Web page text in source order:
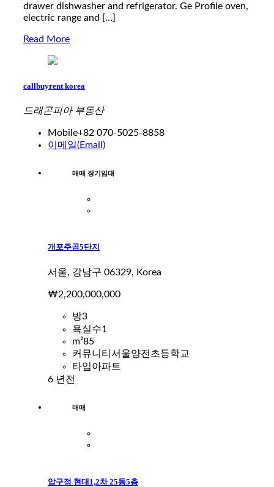
drawer dishwasher and refrigerator. Ge Profile oven,
electric range and […]
Read More
callbuyrent korea
드래곤피아 부동산
Mobile+82 070-5025-8858
이메일(Email)
매매 장기임대
개포주공5단지
서울, 강남구 06329, Korea
₩2,200,000,000
방3
욕실수1
m²85
커뮤니티 서울양전초등학교
타입아파트
6 년전
매매
압구정 현대1,2차 25동5층